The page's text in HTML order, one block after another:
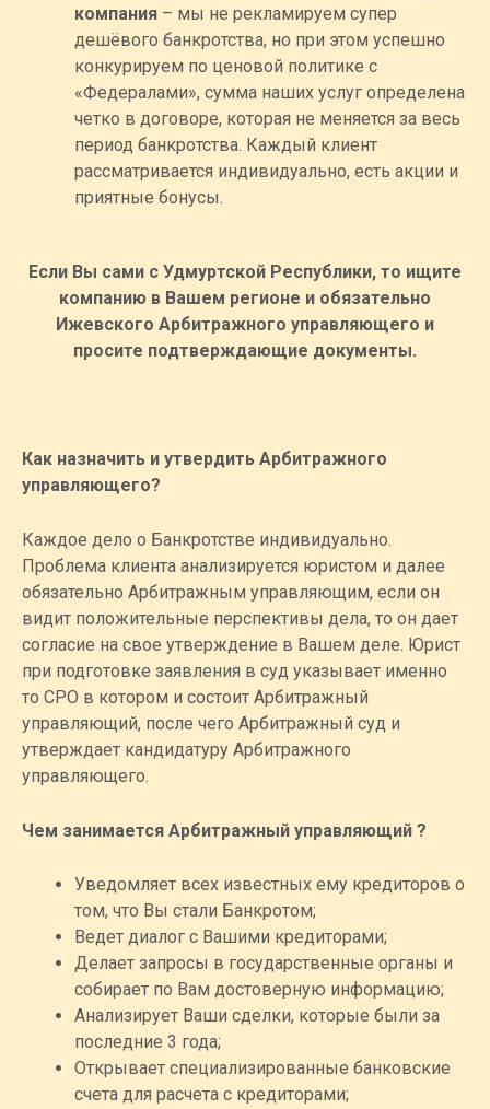
компания – мы не рекламируем супер
дешёвого банкротства, но при этом успешно
конкурируем по ценовой политике с
«Федералами», сумма наших услуг определена
четко в договоре, которая не меняется за весь
период банкротства. Каждый клиент
рассматривается индивидуально, есть акции и
приятные бонусы.
Если Вы сами с Удмуртской Республики, то ищите
компанию в Вашем регионе и обязательно
Ижевского Арбитражного управляющего и
просите подтверждающие документы.
Как назначить и утвердить Арбитражного
управляющего?
Каждое дело о Банкротстве индивидуально.
Проблема клиента анализируется юристом и далее
обязательно Арбитражным управляющим, если он
видит положительные перспективы дела, то он дает
согласие на свое утверждение в Вашем деле. Юрист
при подготовке заявления в суд указывает именно
то СРО в котором и состоит Арбитражный
управляющий, после чего Арбитражный суд и
утверждает кандидатуру Арбитражного
управляющего.
Чем занимается Арбитражный управляющий ?
Уведомляет всех известных ему кредиторов о
том, что Вы стали Банкротом;
Ведет диалог с Вашими кредиторами;
Делает запросы в государственные органы и
собирает по Вам достоверную информацию;
Анализирует Ваши сделки, которые были за
последние 3 года;
Открывает специализированные банковские
счета для расчета с кредиторами;